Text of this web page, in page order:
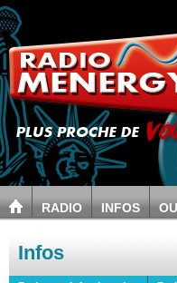
RADIO INFOS
Infos